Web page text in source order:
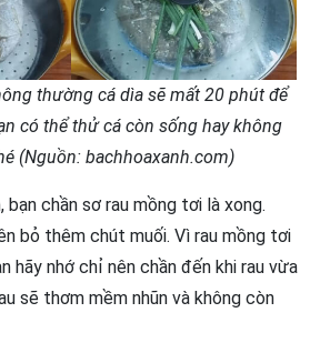
thường cá dìa sẽ mất 20 phút để
có thể thử cá còn sống hay không
(Nguồn: bachhoaxanh.com)
chần sơ rau mồng tơi là xong.
bỏ thêm chút muối. Vì rau mồng tơi
hãy nhớ chỉ nên chần đến khi rau vừa
sẽ thơm mềm nhũn và không còn